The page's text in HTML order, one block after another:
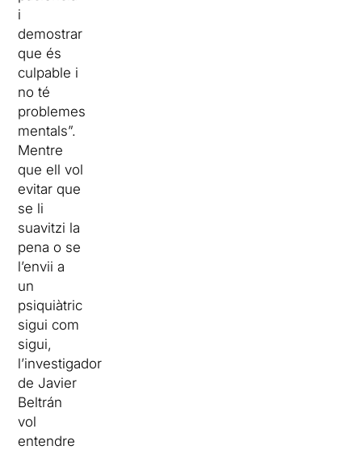
i
demostrar
que és
culpable i
no té
problemes
mentals”.
Mentre
que ell vol
evitar que
se li
suavitzi la
pena o se
l’envii a
un
psiquiàtric
sigui com
sigui,
l’investigador
de Javier
Beltrán
vol
entendre